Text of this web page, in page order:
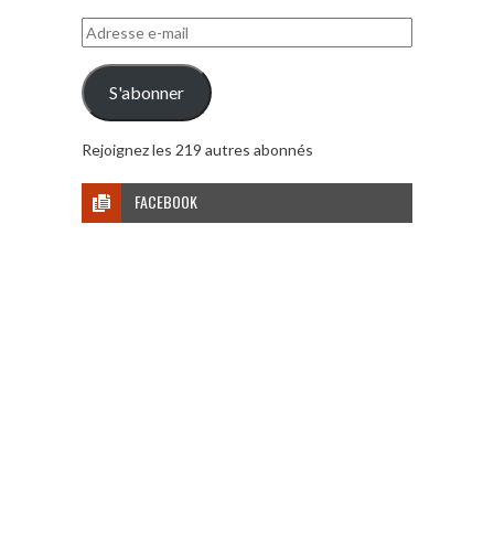
Adresse
e-
mail
S'abonner
Rejoignez les 219 autres abonnés
FACEBOOK